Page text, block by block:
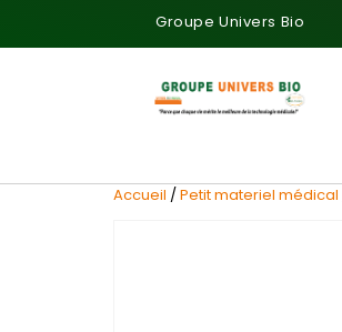
Groupe Univers Bio
Accueil /Petit materiel médical